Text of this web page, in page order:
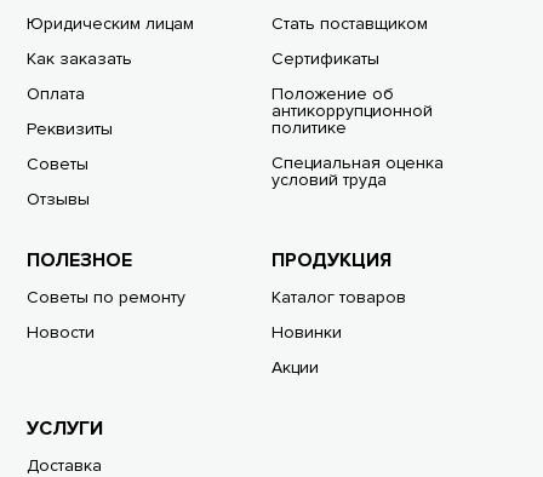
Юридическим лицам
Как заказать
Оплата
Реквизиты
Советы
Отзывы
Стать поставщиком
Сертификаты
Положение об
антикоррупционной
политике
Специальная оценка
условий труда
ПОЛЕЗНОЕ
Советы по ремонту
Новости
ПРОДУКЦИЯ
Каталог товаров
Новинки
Акции
УСЛУГИ
Доставка